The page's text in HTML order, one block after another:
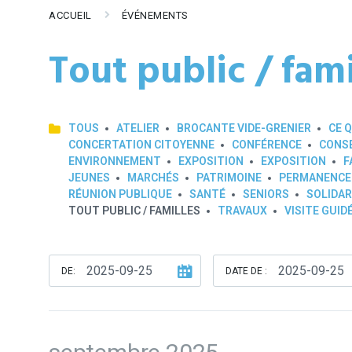
ACCUEIL ÉVÉNEMENTS
Tout public /
TOUS ATELIER BROCANTE VIDE-GRENIER CE
CONCERTATION CITOYENNE
CONFÉRENCE
ENVIRONNEMENT
EXPOSITION EXPOSITION
JEUNES
MARCHÉS PATRIMOINE
RÉUNION PUBLIQUE
SANTÉ SENIORS
TOUT PUBLIC / FAMILLES
TRAVAUX VISITE
DE: DATE DE :